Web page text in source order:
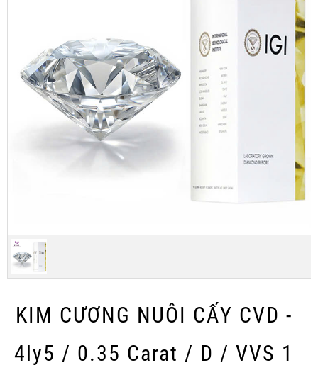
KIM CƯƠNG NUÔI CẤY CVD -
4ly5 / 0.35 Carat / D / VVS 1